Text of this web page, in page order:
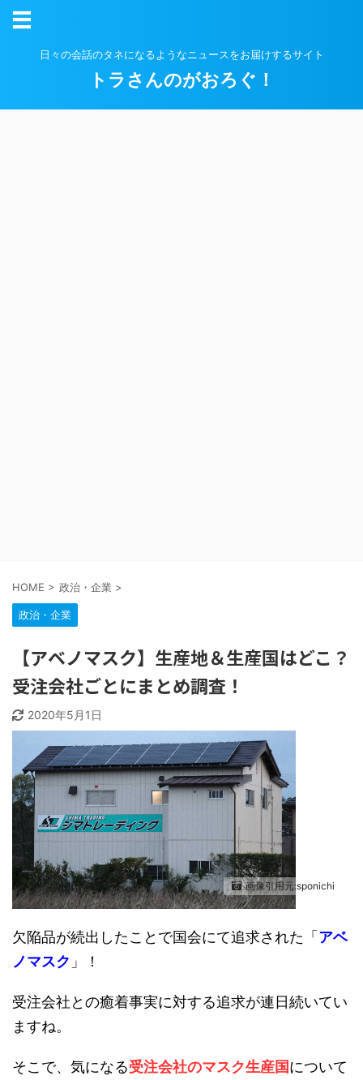
日々の会話のタネになるようなニュースをお届けするサイト
トラさんのがおろぐ！
HOME > 政治・企業 >
政治・企業
【アベノマスク】生産地＆生産国はどこ？
受注会社ごとにまとめ調査！
2020年5月1日
画像引用元:sponichi
欠陥品が続出したことで国会にて追求された「 アベ
ノマスク 」！
受注会社との癒着事実に対する追求が連日続いてい
ますね。
そこで、気になる受注会社のマスク生産国について